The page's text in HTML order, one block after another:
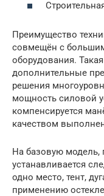
Преимущество
совмещён с
оборудования.
дополнительные
решения
мощность силовой
компенсируется
качеством
На базовую модель,
устанавливается
одно место, тент,
применению